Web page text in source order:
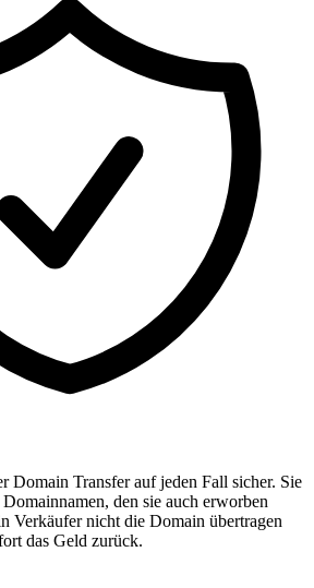
Domain Transfer auf jeden Fall sicher. Sie
den sie auch erworben
Verkäufer nicht die Domain übertragen
das Geld zurück.